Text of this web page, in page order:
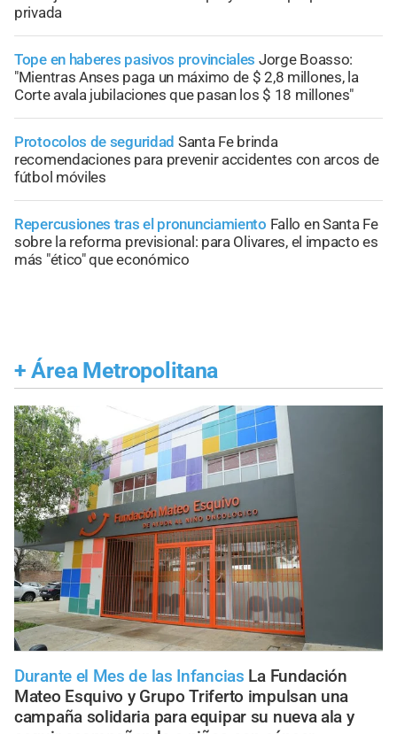
privada
Tope en haberes pasivos provinciales Jorge Boasso:
"Mientras Anses paga un máximo de $ 2,8 millones, la
Corte avala jubilaciones que pasan los $ 18 millones"
Protocolos de seguridad Santa Fe brinda
recomendaciones para prevenir accidentes con arcos de
fútbol móviles
Repercusiones tras el pronunciamiento Fallo en Santa Fe
sobre la reforma previsional: para Olivares, el impacto es
más "ético" que económico
+ Área Metropolitana
Durante el Mes de las Infancias La Fundación
Mateo Esquivo y Grupo Triferto impulsan una
campaña solidaria para equipar su nueva ala y